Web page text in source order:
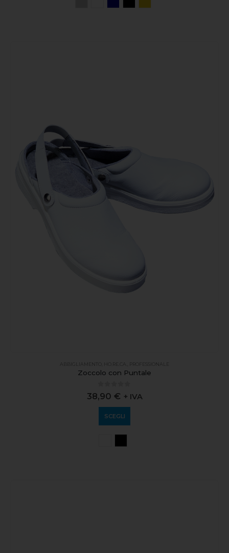
ABBIGLIAMENTO HO.RE.CA. PROFESSIONALE
Zoccolo con Puntale
0out of 5
38,90 € + IVA
SCEGLI